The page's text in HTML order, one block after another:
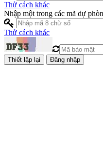
Thử cách khác
Nhập một trong các mã dự
Thử cách khác
Đăng nhập